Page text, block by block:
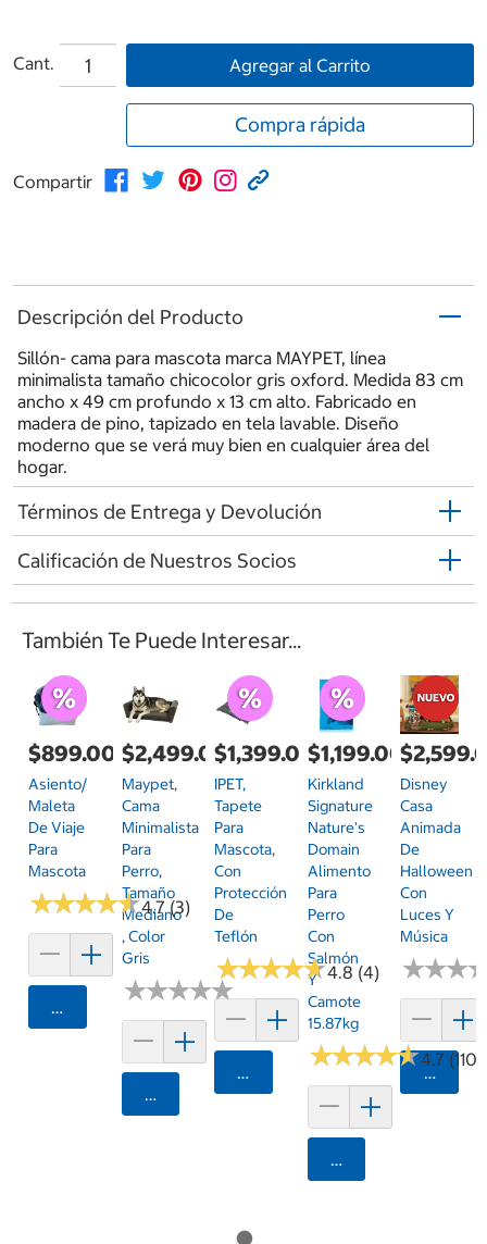
Cant. Agregar al Carrito
Compra rápida
Compartir
Descripción del Producto
Sillón- cama para mascota marca MAYPET, línea
minimalista tamaño chicocolor gris oxford. Medida 83 cm
ancho x 49 cm profundo x 13 cm alto. Fabricado en
madera de pino, tapizado en tela lavable. Diseño
moderno que se verá muy bien en cualquier área del
hogar.
Términos de Entrega y Devolución
Calificación de Nuestros Socios
También Te Puede Interesar...
$899.00
Asiento/
Maleta
De Viaje
Para
Mascota
★★★★★
★★★★★4.7 (3)
Agregar
$2,499.00
Maypet,
Cama
Minimalista
Para
Perro,
Tamaño
Mediano
, Color
Gris
★★★★★
★★★★★
Agregar
$1,399.00
IPET,
Tapete
Para
Mascota,
Con
Protección
De
Teflón
★★★★★
★★★★★4.8 (4)
Agregar
$1,199.00
Kirkland
Signature
Nature's
Domain
Alimento
Para
Perro
Con
Salmón
Y
Camote
15.87kg
★★★★★
★★★★★4.7
Agregar
Disney
Casa
Animada
De
Halloween
Con
Luces Y
Música
★★★
★★★